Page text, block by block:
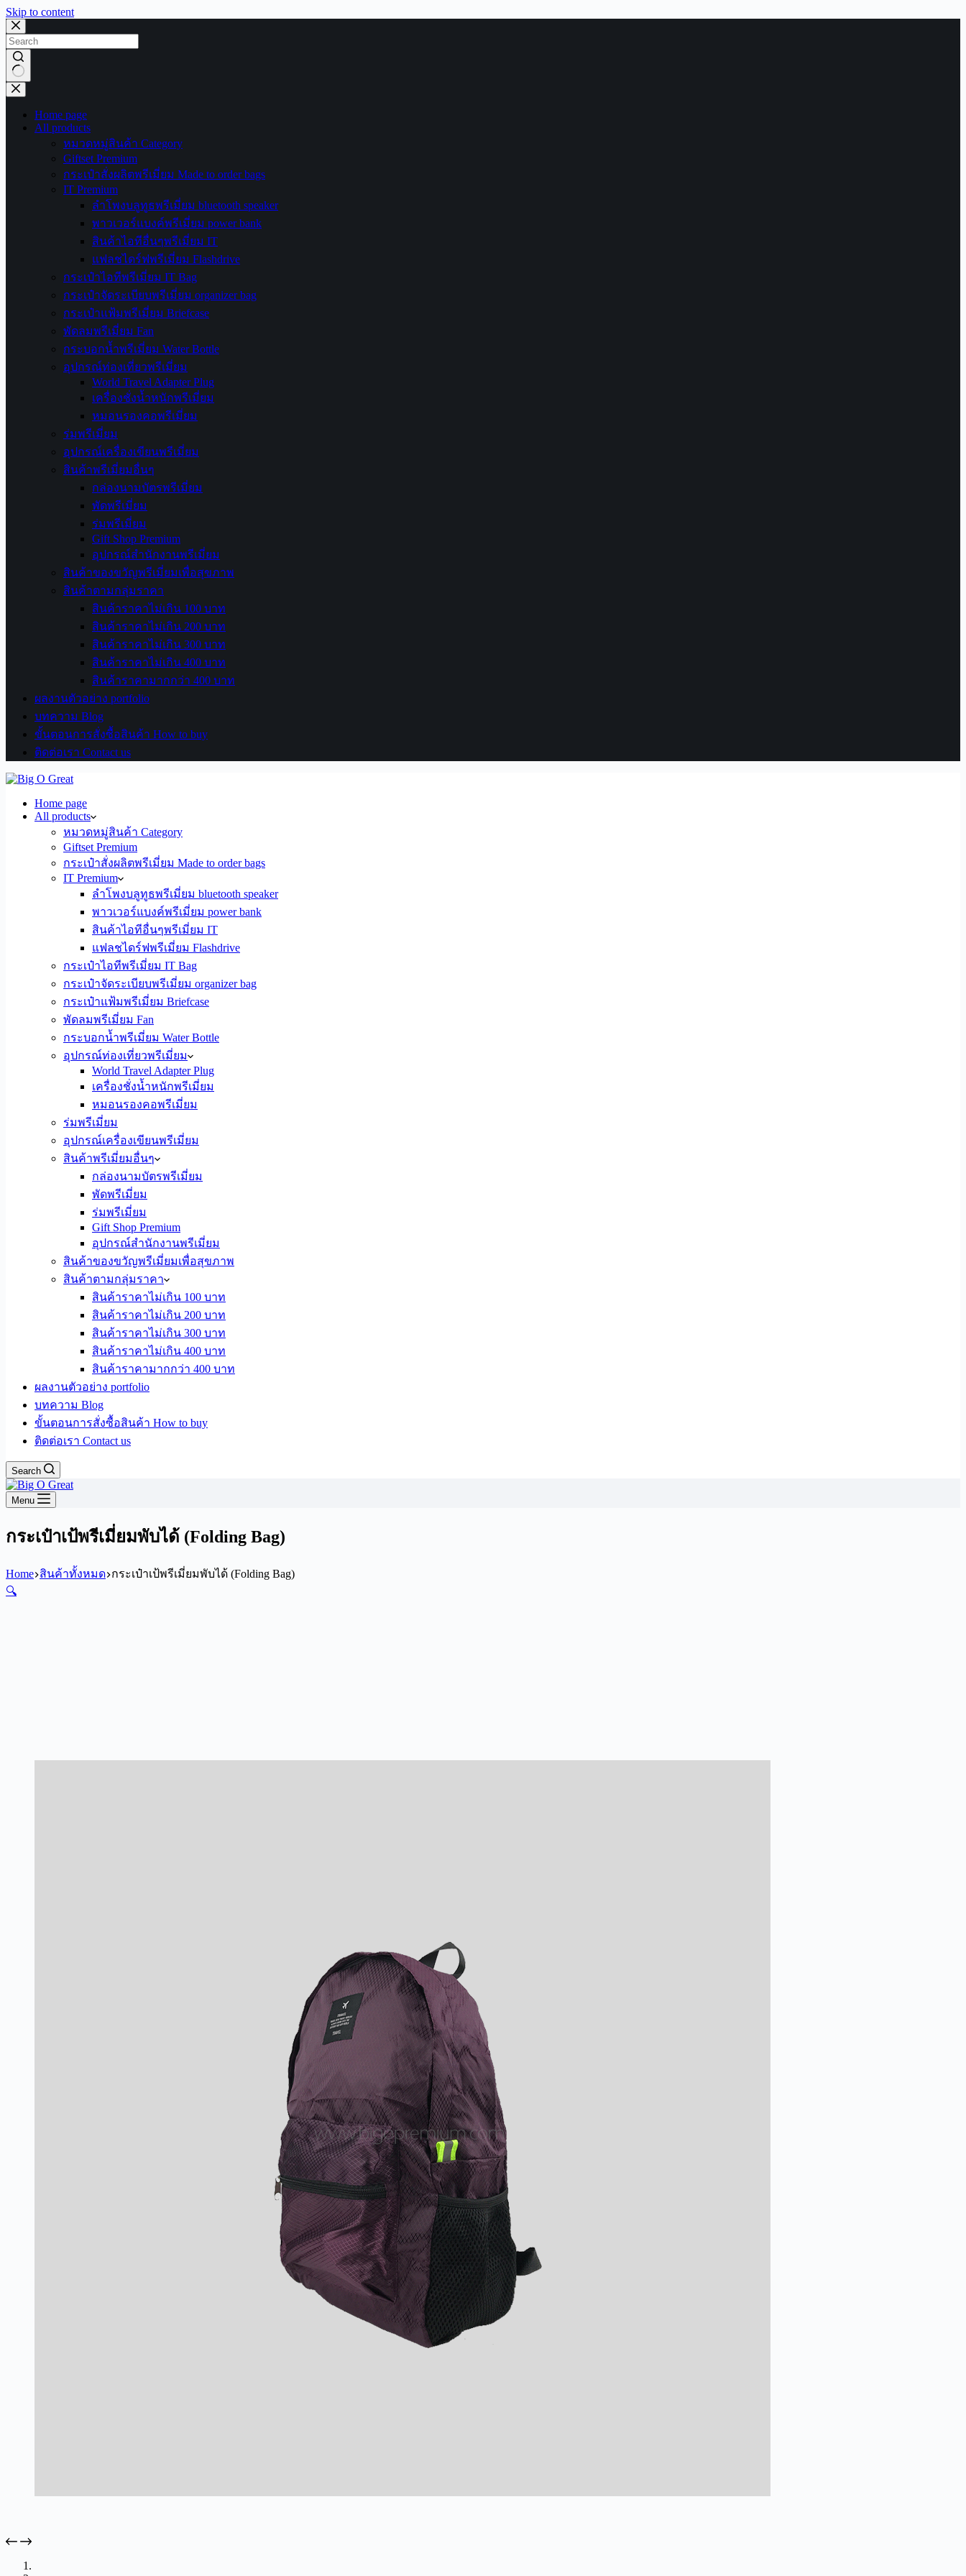
Skip to content
No
results
Home page
All products
หมวดหมู่สินค้า Category
Giftset Premium
กระเป๋าสั่งผลิตพรีเมี่ยม Made to order bags
IT Premium
ลำโพงบลูทูธพรีเมี่ยม bluetooth speaker
พาวเวอร์แบงค์พรีเมี่ยม power bank
สินค้าไอทีอื่นๆพรีเมี่ยม IT
แฟลชไดร์ฟพรีเมี่ยม Flashdrive
กระเป๋าไอทีพรีเมี่ยม IT Bag
กระเป๋าจัดระเบียบพรีเมี่ยม organizer bag
กระเป๋าแฟ้มพรีเมี่ยม Briefcase
พัดลมพรีเมี่ยม Fan
กระบอกน้ำพรีเมี่ยม Water Bottle
อุปกรณ์ท่องเที่ยวพรีเมี่ยม
World Travel Adapter Plug
เครื่องชั่งน้ำหนักพรีเมี่ยม
หมอนรองคอพรีเมี่ยม
ร่มพรีเมี่ยม
อุปกรณ์เครื่องเขียนพรีเมี่ยม
สินค้าพรีเมี่ยมอื่นๆ
กล่องนามบัตรพรีเมี่ยม
พัดพรีเมี่ยม
ร่มพรีเมี่ยม
Gift Shop Premium
อุปกรณ์สำนักงานพรีเมี่ยม
สินค้าของขวัญพรีเมี่ยมเพื่อสุขภาพ
สินค้าตามกลุ่มราคา
สินค้าราคาไม่เกิน 100 บาท
สินค้าราคาไม่เกิน 200 บาท
สินค้าราคาไม่เกิน 300 บาท
สินค้าราคาไม่เกิน 400 บาท
สินค้าราคามากกว่า 400 บาท
ผลงานตัวอย่าง portfolio
บทความ Blog
ขั้นตอนการสั่งซื้อสินค้า How to buy
ติดต่อเรา Contact us
Home page
All products
หมวดหมู่สินค้า Category
Giftset Premium
กระเป๋าสั่งผลิตพรีเมี่ยม Made to order bags
IT Premium
ลำโพงบลูทูธพรีเมี่ยม bluetooth speaker
พาวเวอร์แบงค์พรีเมี่ยม power bank
สินค้าไอทีอื่นๆพรีเมี่ยม IT
แฟลชไดร์ฟพรีเมี่ยม Flashdrive
กระเป๋าไอทีพรีเมี่ยม IT Bag
กระเป๋าจัดระเบียบพรีเมี่ยม organizer bag
กระเป๋าแฟ้มพรีเมี่ยม Briefcase
พัดลมพรีเมี่ยม Fan
กระบอกน้ำพรีเมี่ยม Water Bottle
อุปกรณ์ท่องเที่ยวพรีเมี่ยม
World Travel Adapter Plug
เครื่องชั่งน้ำหนักพรีเมี่ยม
หมอนรองคอพรีเมี่ยม
ร่มพรีเมี่ยม
อุปกรณ์เครื่องเขียนพรีเมี่ยม
สินค้าพรีเมี่ยมอื่นๆ
กล่องนามบัตรพรีเมี่ยม
พัดพรีเมี่ยม
ร่มพรีเมี่ยม
Gift Shop Premium
อุปกรณ์สำนักงานพรีเมี่ยม
สินค้าของขวัญพรีเมี่ยมเพื่อสุขภาพ
สินค้าตามกลุ่มราคา
สินค้าราคาไม่เกิน 100 บาท
สินค้าราคาไม่เกิน 200 บาท
สินค้าราคาไม่เกิน 300 บาท
สินค้าราคาไม่เกิน 400 บาท
สินค้าราคามากกว่า 400 บาท
ผลงานตัวอย่าง portfolio
บทความ Blog
ขั้นตอนการสั่งซื้อสินค้า How to buy
ติดต่อเรา Contact us
Search
Menu
กระเป๋าเป้พรีเมี่ยมพับได้ (Folding Bag)
Home สินค้าทั้งหมด กระเป๋าเป้พรีเมี่ยมพับได้ (Folding Bag)
🔍